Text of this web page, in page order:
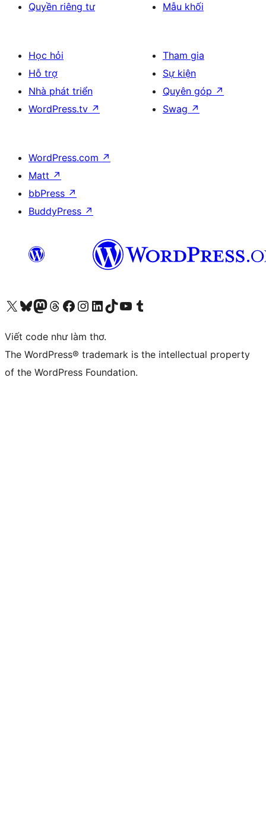
Quyền riêng tư
Mẫu khối
Học hỏi
Hỗ trợ
Nhà phát triển
WordPress.tv ↗
Tham gia
Sự kiện
Quyên góp ↗
Swag ↗
WordPress.com ↗
Matt ↗
bbPress ↗
BuddyPress ↗
Truy cập tài khoản X (trước đây là Twitter) của chúng tôiVisit our Bluesky account
Visit our Mastodon account
Visit our Threads account
Xem trang Facebook của chúng tôiTruy cập tài khoản Instagram của chúng tôiTruy cập tài khoản LinkedIn của chúng tôiVisit our TikTok account
Truy cập kênh YouTube của chúng tôi Visit our Tumblr account
Viết code như làm thơ.
The WordPress® trademark is the intellectual property
of the WordPress Foundation.